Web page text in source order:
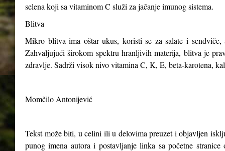
selena koji sa vitaminom C služi za jačanje imunog sistema.
Blitva
Mikro blitva ima oštar ukus, koristi se za salate i
Zahvaljujući širokom spektru hranljivih materija, blitva je
zdravlje. Sadrži visok nivo vitamina C, K, E, beta-karotena,
Momčilo Antonijević
Tekst može biti, u celini ili u delovima preuzet i objavljen
punog imena autora i postavljanje linka sa početne